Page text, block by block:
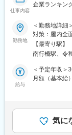
仕事内容
企業ランキン
当社は本社を
所の事務スタ
営業所におけ
も積極的に覚
また、ご来店
ますので、人
す。
■具体的な業
事務業務
・契約書・申
勤務地
＜勤務地詳細
対策：屋内全
【最寄り駅】
南行橋駅、令
給与
＜予定年収＞
月額（基本給
賞与込みイメ
キルとの相関
す賃金はあく
気に